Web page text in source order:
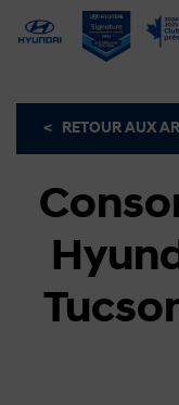
< RETOUR AUX